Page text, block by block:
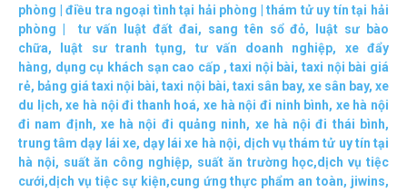
phòng |điều tra ngoại tình tại hải phòng |thám tử uy tín tại hải
phòng
tư vấn luật đất đai, sang tên sổ đỏ,
luật sư bào
chữa, luật sư tranh tụng, tư vấn doanh nghiệp, xe đẩy
hàng, dụng cụ khách sạn cao cấp,taxi nội bài,taxi nội bài giá
rẻ, bảng giá taxi nội bài,taxi nội bài, taxi sân bay, xe sân bay,xe
du lịch,xe hà nội đi thanh hoá, xe hà nội đi ninh bình, xe hà nội
đi nam định, xe hà nội đi quảng ninh, xe hà nội đi thái bình,
trung tâm dạy lái xe, dạy lái xe hà nội, dịch vụ thám tử uy tín tại
hà nội, suất ăn công nghiệp, suất ăn trường học,dịch vụ tiệc
cưới,dịch vụ tiệc sự kiện,cung ứng thực phẩm an toàn, jiwins,